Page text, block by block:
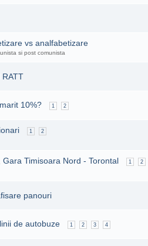
vs analfabetizare
si post comunista
RATT
10%? 1 2
1 2
Gara Timisoara Nord - Torontal 1 2
panouri
de autobuze 1 2 3 4